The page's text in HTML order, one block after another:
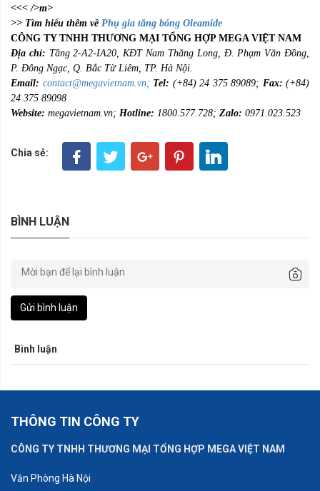
<<< />m>
>> Tìm hiểu thêm về Phụ gia tăng bóng Oleamide
CÔNG TY TNHH THƯƠNG MẠI TỔNG HỢP MEGA VIỆT NAM
Địa chỉ: Tầng 2-A2-IA20, KĐT Nam Thăng Long, Đ. Phạm Văn Đồng,
P. Đông Ngạc, Q. Bắc Từ Liêm, TP. Hà Nội.
Email: contact@megavietnam.vn; Tel: (+84) 24 375 89089; Fax: (+84)
24 375 89098
Website: megavietnam.vn; Hotline: 1800.577.728; Zalo: 0971.023.523
Chia sẻ:
BÌNH LUẬN
Gửi bình luận
Bình luận
THÔNG TIN CÔNG TY
CÔNG TY TNHH THƯƠNG MẠI TỔNG HỢP MEGA VIỆT NAM
Văn Phòng Hà Nội